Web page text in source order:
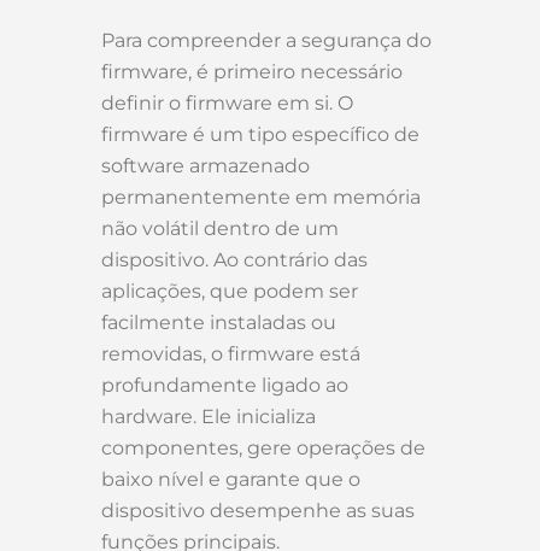
Para compreender a segurança do
firmware, é primeiro necessário
definir o firmware em si. O
firmware é um tipo específico de
software armazenado
permanentemente em memória
não volátil dentro de um
dispositivo. Ao contrário das
aplicações, que podem ser
facilmente instaladas ou
removidas, o firmware está
profundamente ligado ao
hardware. Ele inicializa
componentes, gere operações de
baixo nível e garante que o
dispositivo desempenhe as suas
funções principais.